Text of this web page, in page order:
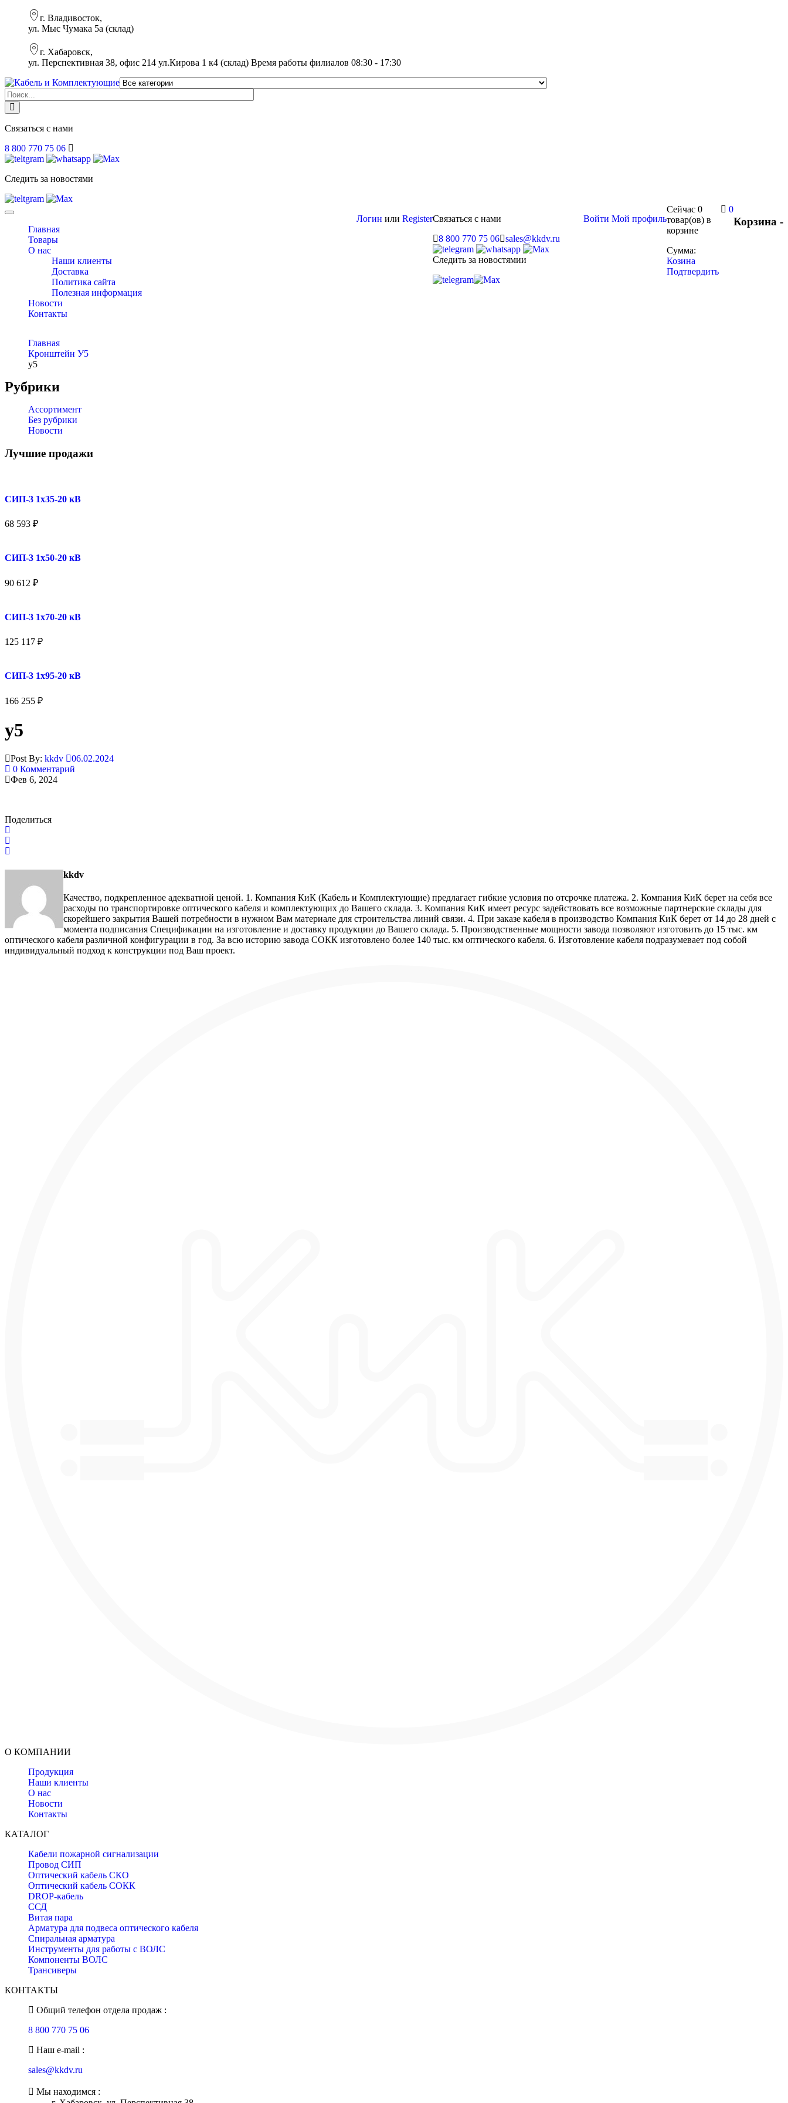
г. Владивосток,
ул. Мыс Чумака 5а (склад)
г. Хабаровск,
ул. Перспективная 38, офис 214 ул.Кирова 1 к4 (склад) Время работы филиалов 08:30 - 17:30
Связаться с нами
8 800 770 75 06
Следить за новостями
Корзина -
0
Сейчас 0
товар(ов) в
корзине
Сумма:
Козина
Подтвердить
Войти Мой профиль
Связаться с нами
8 800 770 75 06 sales@kkdv.ru
Следить за новостямии
Toggle
navigationГлавная
Товары
О нас
Наши клиенты
Доставка
Политика сайта
Полезная информация
Новости
Контакты
Логин или Register
Главная
Кронштейн У5
у5
Рубрики
Ассортимент
Без рубрики
Новости
Лучшие продажи
СИП-3 1x35-20 кВ
68 593 ₽
СИП-3 1x50-20 кВ
90 612 ₽
СИП-3 1x70-20 кВ
125 117 ₽
СИП-3 1x95-20 кВ
166 255 ₽
у5
Post By: kkdv
06.02.2024
0 Комментарий
Фев 6, 2024
Поделиться
kkdv
Качество, подкрепленное адекватной ценой. 1. Компания КиК (Кабель и Комплектующие) предлагает гибкие условия по отсрочке платежа. 2. Компания КиК берет на себя все
расходы по транспортировке оптического кабеля и комплектующих до Вашего склада. 3. Компания КиК имеет ресурс задействовать все возможные партнерские склады для
скорейшего закрытия Вашей потребности в нужном Вам материале для строительства линий связи. 4. При заказе кабеля в производство Компания КиК берет от 14 до 28 дней с
момента подписания Спецификации на изготовление и доставку продукции до Вашего склада. 5. Производственные мощности завода позволяют изготовить до 15 тыс. км
оптического кабеля различной конфигурации в год. За всю историю завода СОКК изготовлено более 140 тыс. км оптического кабеля. 6. Изготовление кабеля подразумевает под собой
индивидуальный подход к конструкции под Ваш проект.
О КОМПАНИИ
Продукция
Наши клиенты
О нас
Новости
Контакты
КАТАЛОГ
Кабели пожарной сигнализации
Провод СИП
Оптический кабель СКО
Оптический кабель СОКК
DROP-кабель
ССД
Витая пара
Арматура для подвеса оптического кабеля
Спиральная арматура
Инструменты для работы с ВОЛС
Компоненты ВОЛС
Трансиверы
КОНТАКТЫ
Общий телефон отдела продаж :
8 800 770 75 06
Наш e-mail :
sales@kkdv.ru
Мы находимся :